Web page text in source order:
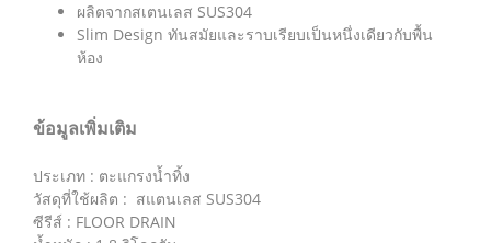
ผลิตจากสเตนเลส SUS304
Slim Design ทันสมัยและราบเรียบเป็นหนึ่งเดียวกับพื้น
ห้อง
ข้อมูลเพิ่มเติม
ประเภท : ตะแกรงน้ำทิ้ง
วัสดุที่ใช้ผลิต : สแตนเลส SUS304
ซีรีส์ : FLOOR DRAIN